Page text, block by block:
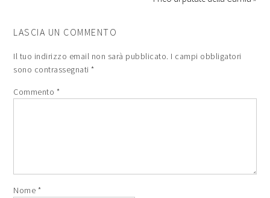
LASCIA UN COMMENTO
Il tuo indirizzo email non sarà pubblicato. I campi obbligatori
sono contrassegnati*
Commento *
Nome *